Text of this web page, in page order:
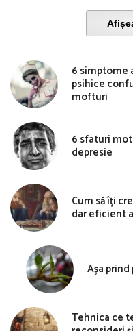
6 simptome
psihice
mofturi
6 sfaturi
depresie
Cum să îți
dar eficient
Așa
Tehnica ce